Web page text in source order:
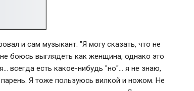
и сам музыкант. "Я могу сказать, что не
боюсь выглядеть как женщина, однако это
всегда есть какое-нибудь "но"… я не знаю,
Я тоже пользуюсь вилкой и ножом. Не